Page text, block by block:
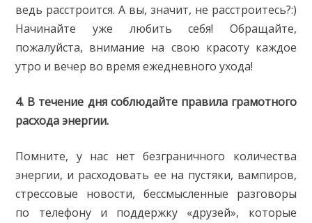
ведь расстроится. А вы, значит, не расстроитесь?:)
Начинайте уже любить себя! Обращайте,
пожалуйста, внимание на свою красоту каждое
утро и вечер во время ежедневного ухода!
4. В течение дня соблюдайте правила грамотного
расхода энергии.
Помните, у нас нет безграничного количества
энергии, и расходовать ее на пустяки, вампиров,
стрессовые новости, бессмысленные разговоры
по телефону и поддержку «друзей», которые